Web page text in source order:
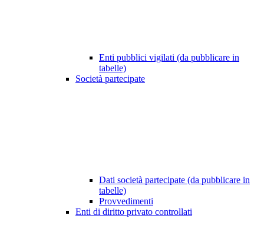
Enti pubblici vigilati (da pubblicare in
tabelle)
Società partecipate
Dati società partecipate (da pubblicare in
tabelle)
Provvedimenti
Enti di diritto privato controllati